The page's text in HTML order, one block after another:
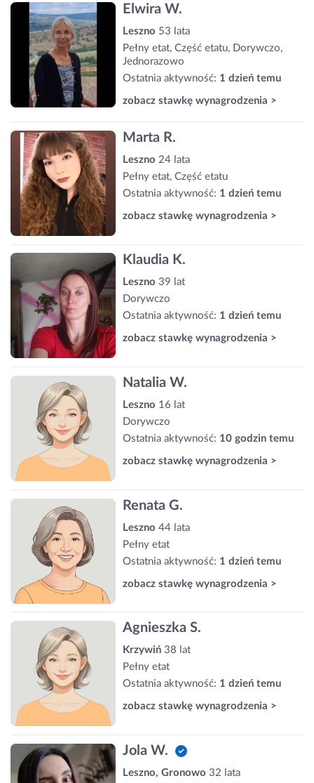
Elwira W.
Leszno 53 lata
Pełny etat, Część etatu, Dorywczo,
Jednorazowo
Ostatnia aktywność: 1 dzień temu
zobacz stawkę wynagrodzenia >
Marta R.
Leszno 24 lata
Pełny etat, Część etatu
Ostatnia aktywność: 1 dzień temu
zobacz stawkę wynagrodzenia >
Klaudia K.
Leszno 39 lat
Dorywczo
Ostatnia aktywność: 1 dzień temu
zobacz stawkę wynagrodzenia >
Natalia W.
Leszno 16 lat
Dorywczo
Ostatnia aktywność: 10 godzin temu
zobacz stawkę wynagrodzenia >
Renata G.
Leszno 44 lata
Pełny etat
Ostatnia aktywność: 1 dzień temu
zobacz stawkę wynagrodzenia >
Agnieszka S.
Krzywiń 38 lat
Pełny etat
Ostatnia aktywność: 1 dzień temu
zobacz stawkę wynagrodzenia >
Jola W.
Leszno, Gronowo 32 lata